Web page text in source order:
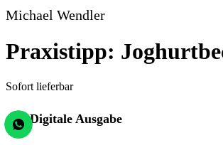
Michael Wendler
Praxistipp:
Sofort lieferbar
Digitale Ausgabe